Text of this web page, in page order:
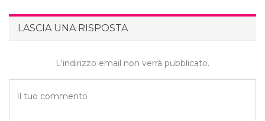
LASCIA UNA RISPOSTA
L'indirizzo email non verrà pubblicato.